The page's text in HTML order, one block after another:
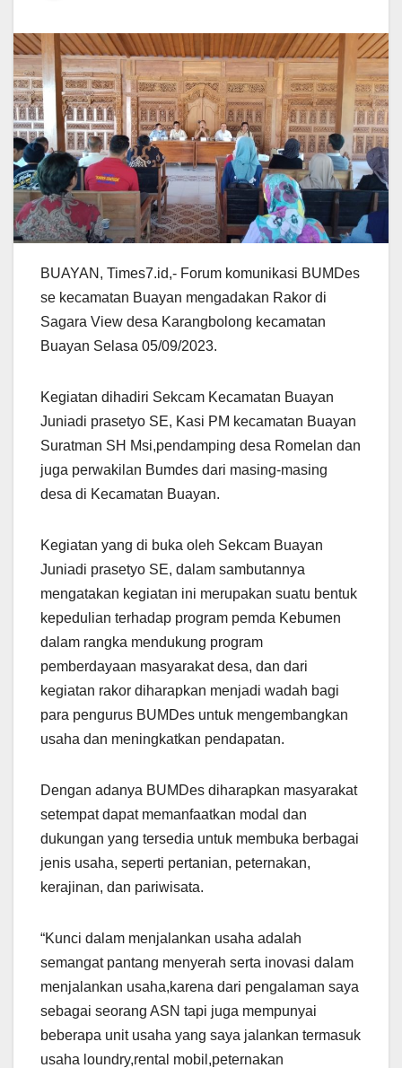
BUAYAN, Times7.id,- Forum komunikasi BUMDes
se kecamatan Buayan mengadakan Rakor di
Sagara View desa Karangbolong kecamatan
Buayan Selasa 05/09/2023.
Kegiatan dihadiri Sekcam Kecamatan Buayan
Juniadi prasetyo SE, Kasi PM kecamatan Buayan
Suratman SH Msi,pendamping desa Romelan dan
juga perwakilan Bumdes dari masing-masing
desa di Kecamatan Buayan.
Kegiatan yang di buka oleh Sekcam Buayan
Juniadi prasetyo SE, dalam sambutannya
mengatakan kegiatan ini merupakan suatu bentuk
kepedulian terhadap program pemda Kebumen
dalam rangka mendukung program
pemberdayaan masyarakat desa, dan dari
kegiatan rakor diharapkan menjadi wadah bagi
para pengurus BUMDes untuk mengembangkan
usaha dan meningkatkan pendapatan.
Dengan adanya BUMDes diharapkan masyarakat
setempat dapat memanfaatkan modal dan
dukungan yang tersedia untuk membuka berbagai
jenis usaha, seperti pertanian, peternakan,
kerajinan, dan pariwisata.
“Kunci dalam menjalankan usaha adalah
semangat pantang menyerah serta inovasi dalam
menjalankan usaha,karena dari pengalaman saya
sebagai seorang ASN tapi juga mempunyai
beberapa unit usaha yang saya jalankan termasuk
usaha loundry,rental mobil,peternakan